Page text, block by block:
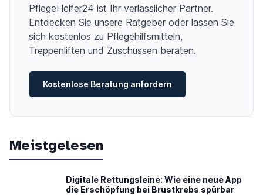
PflegeHelfer24 ist Ihr verlässlicher Partner.
Entdecken Sie unsere Ratgeber oder lassen Sie
sich kostenlos zu Pflegehilfsmitteln,
Treppenliften und Zuschüssen beraten.
Kostenlose Beratung anfordern
Meistgelesen
Digitale Rettungsleine: Wie eine neue App
die Erschöpfung bei Brustkrebs spürbar